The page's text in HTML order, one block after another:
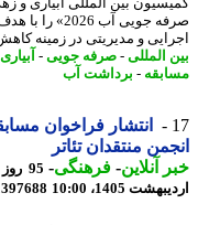
بین المللی آبیاری و
صرفه جویی آب
و مدیریتی در زمینه کاهش
المللی-صرفه جویی-آبیاری و
-برداشت آب
انتشار فراخوان مسابقه
منتقدان تئاتر
آنلاین-فرهنگی-
1405، 10:00
81397688